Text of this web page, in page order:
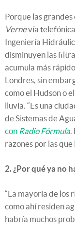
Porque las
Vernevía telefónica
Ingeniería
disminuyen las
acumula más
Londres, sin
como el Hudson o
lluvia. “Es una
de Sistemas de
con Radio Fórmula
razones por las
2. ¿Por qué ya no
“La mayoría de los
como ahí residen
habría muchos